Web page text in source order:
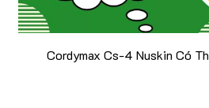
Cordymax Cs-4 Nuskin Có